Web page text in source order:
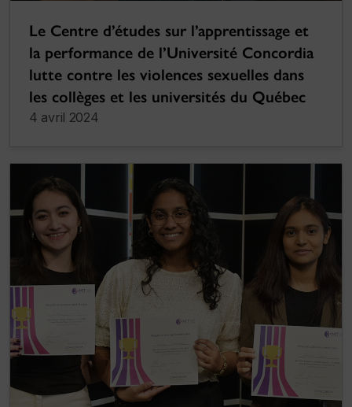
Le Centre d’études sur l’apprentissage et
la performance de l’Université Concordia
lutte contre les violences sexuelles dans
les collèges et les universités du Québec
4 avril 2024